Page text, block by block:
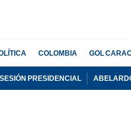
COLOMBIA GOL
PRESIDENCIAL